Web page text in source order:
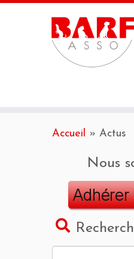
Accueil » Actus
Nous